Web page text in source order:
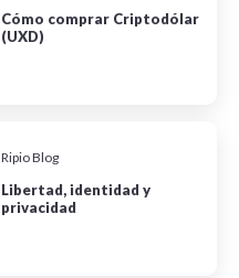
Cómo comprar Criptodólar
(UXD)
Ripio Blog
Libertad, identidad y
privacidad